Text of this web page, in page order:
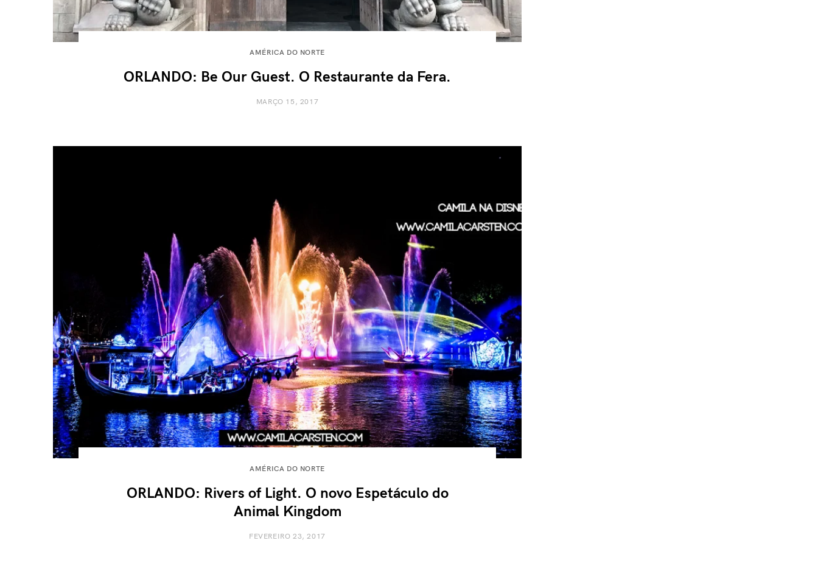
AMÉRICA DO NORTE
ORLANDO: Be Our Guest. O Restaurante da Fera.
MARÇO 15, 2017
AMÉRICA DO NORTE
ORLANDO: Rivers of Light. O novo Espetáculo do
Animal Kingdom
FEVEREIRO 23, 2017